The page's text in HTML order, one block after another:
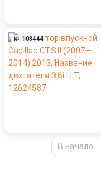
№ 108444
В начало